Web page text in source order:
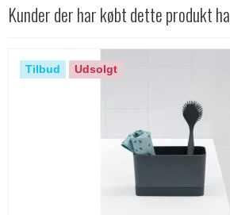
Kunder der har købt dette produkt
Tilbud Udsolgt